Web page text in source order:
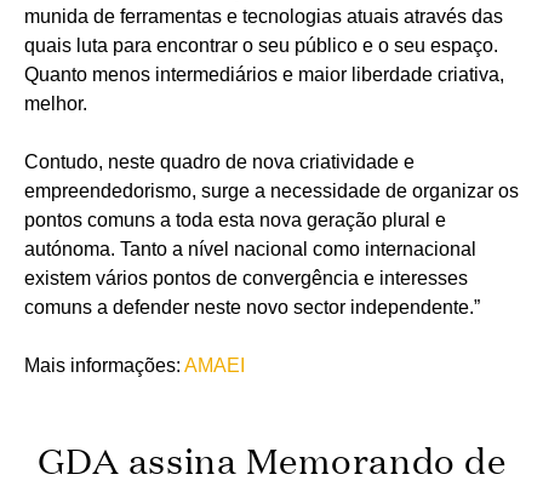
munida de ferramentas e tecnologias atuais através das
quais luta para encontrar o seu público e o seu espaço.
Quanto menos intermediários e maior liberdade criativa,
melhor.
Contudo, neste quadro de nova criatividade e
empreendedorismo, surge a necessidade de organizar os
pontos comuns a toda esta nova geração plural e
autónoma. Tanto a nível nacional como internacional
existem vários pontos de convergência e interesses
comuns a defender neste novo sector independente.”
Mais informações: AMAEI
GDA assina Memorando de